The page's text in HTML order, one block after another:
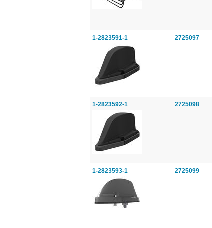
1-2823591-1 2725097
1-2823592-1 2725098
1-2823593-1 2725099